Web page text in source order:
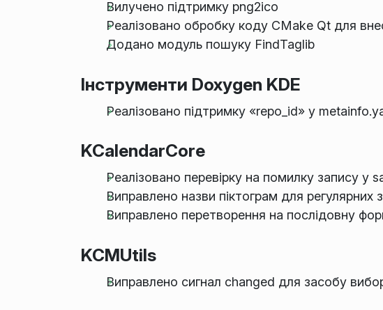
Вилучено підтримку png2ico
Реалізовано обробку коду CMake Qt для
Додано модуль пошуку FindTaglib
Інструменти Doxygen KDE
Реалізовано підтримку «repo_id» у
KCalendarCore
Реалізовано перевірку на помилку запису
Виправлено назви піктограм для регулярних
Виправлено перетворення на послідовну
KCMUtils
Виправлено сигнал changed для засобу